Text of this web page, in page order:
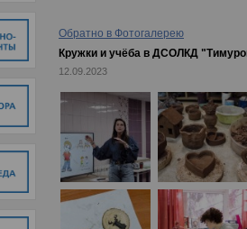
Обратно в Фотогалерею
Кружки и учёба в ДСОЛКД
12.09.2023